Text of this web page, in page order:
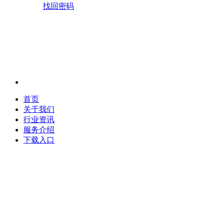
找回密码
首页
关于我们
行业资讯
服务介绍
下载入口